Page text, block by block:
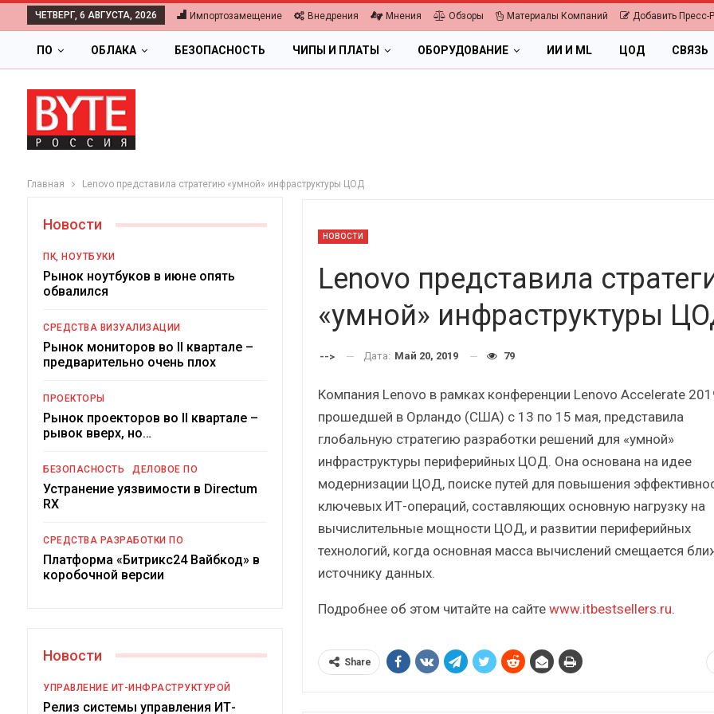
ЧЕТВЕРГ, 6 АВГУСТА, 2026 Импортозамещение Внедрения Мнения Обзоры Материалы Компаний Добавить Пресс-
ПО ОБЛАКА БЕЗОПАСНОСТЬ ЧИПЫ И ПЛАТЫ ОБОРУДОВАНИЕ ИИ И ML ЦОД СВЯЗЬ
Главная Lenovo представила стратегию «умной» инфраструктуры ЦОД
НОВОСТИ
Lenovo представила
«умной» инфраструктуры
--> Дата: Май 20, 2019 79
Компания Lenovo в рамках конференции Lenovo Accelerate
прошедшей в Орландо (США) с 13 по 15 мая, представила
глобальную стратегию разработки решений для «умной»
инфраструктуры периферийных ЦОД. Она основана на идее
модернизации ЦОД, поиске путей для повышения
ключевых ИТ-операций, составляющих основную нагрузку на
вычислительные мощности ЦОД, и развитии периферийных
технологий, когда основная масса вычислений смещается
источнику данных.
Подробнее об этом читайте на сайте www.itbestsellers.ru.
Share
Новости
ПК, НОУТБУКИ
Рынок ноутбуков в июне опять
обвалился
СРЕДСТВА ВИЗУАЛИЗАЦИИ
Рынок мониторов во II квартале –
предварительно очень плох
ПРОЕКТОРЫ
Рынок проекторов во II квартале –
рывок вверх, но…
БЕЗОПАСНОСТЬ ДЕЛОВОЕ ПО
Устранение уязвимости в Directum
RX
СРЕДСТВА РАЗРАБОТКИ ПО
Платформа «Битрикс24 Вайбкод» в
коробочной версии
Новости
УПРАВЛЕНИЕ ИТ-ИНФРАСТРУКТУРОЙ
Релиз системы управления ИТ-
Цифровая экономика 2026.
Краткий статистический
Подкосят ли глобальные угрозы
российский рынок ИБП?
ПК, НОУТБУКИ
Итоги и Бестселлеры
ИБП
Отрасль ИБП в депрессии?
Часть II.
Анализ
Самый